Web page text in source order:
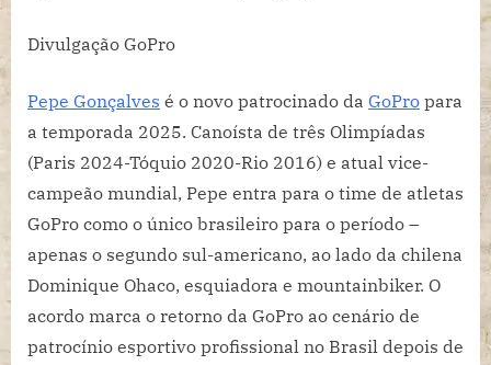
Divulgação GoPro
Pepe Gonçalves é o novo patrocinado da GoPro para
a temporada 2025. Canoísta de três Olimpíadas
(Paris 2024-Tóquio 2020-Rio 2016) e atual vice-
campeão mundial, Pepe entra para o time de atletas
GoPro como o único brasileiro para o período –
apenas o segundo sul-americano, ao lado da chilena
Dominique Ohaco, esquiadora e mountainbiker. O
acordo marca o retorno da GoPro ao cenário de
patrocínio esportivo profissional no Brasil depois de